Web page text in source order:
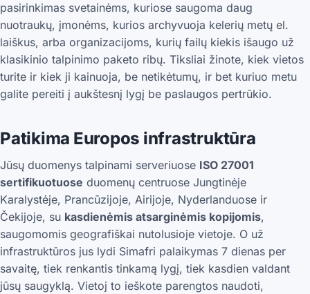
pasirinkimas svetainėms, kuriose saugoma daug
nuotraukų, įmonėms, kurios archyvuoja kelerių metų el.
laiškus, arba organizacijoms, kurių failų kiekis išaugo už
klasikinio talpinimo paketo ribų. Tiksliai žinote, kiek vietos
turite ir kiek ji kainuoja, be netikėtumų, ir bet kuriuo metu
galite pereiti į aukštesnį lygį be paslaugos pertrūkio.
Patikima Europos infrastruktūra
Jūsų duomenys talpinami serveriuose ISO 27001
sertifikuotuose duomenų centruose Jungtinėje
Karalystėje, Prancūzijoje, Airijoje, Nyderlanduose ir
Čekijoje, su kasdienėmis atsarginėmis kopijomis,
saugomomis geografiškai nutolusioje vietoje. O už
infrastruktūros jus lydi Simafri palaikymas 7 dienas per
savaitę, tiek renkantis tinkamą lygį, tiek kasdien valdant
jūsų saugyklą. Vietoj to ieškote parengtos naudoti,